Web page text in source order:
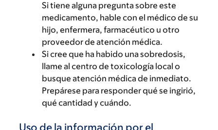
Si tiene alguna pregunta sobre este
medicamento, hable con el médico de su
hijo, enfermera, farmacéutico u otro
proveedor de atención médica.
Si cree que ha habido una sobredosis,
llame al centro de toxicología local o
busque atención médica de inmediato.
Prepárese para responder qué se ingirió,
qué cantidad y cuándo.
Uso de la información por el